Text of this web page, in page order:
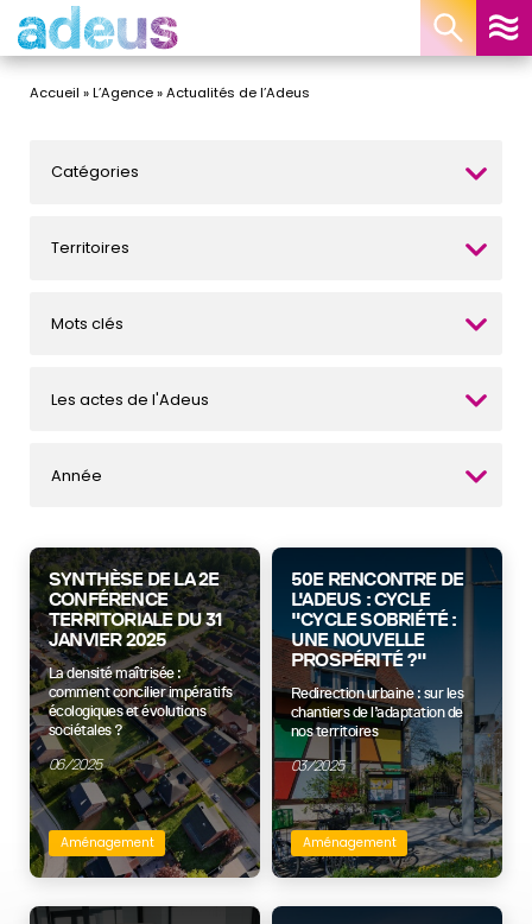
Accueil »L’Agence»Actualités de l’Adeus
Catégories
Territoires
Mots clés
Les actes de l'Adeus
Année
SYNTHÈSE DE LA 2E
CONFÉRENCE
TERRITORIALE DU 31
JANVIER 2025
La densité maîtrisée :
comment concilier impératifs
écologiques et évolutions
sociétales ?
06/2025
Aménagement
50E RENCONTRE DE
L'ADEUS : CYCLE
"CYCLE SOBRIÉTÉ :
UNE NOUVELLE
PROSPÉRITÉ ?"
Redirection urbaine : sur les
chantiers de l’adaptation de
nos territoires
03/2025
Aménagement
Panneau de gestion des cookies